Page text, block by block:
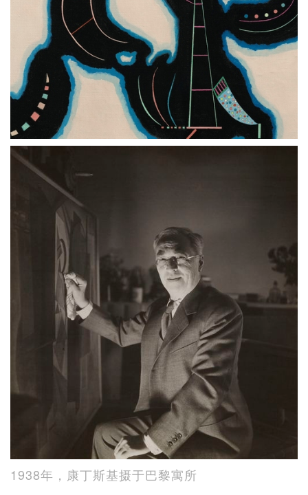
1938年，康丁斯基摄于巴黎寓所